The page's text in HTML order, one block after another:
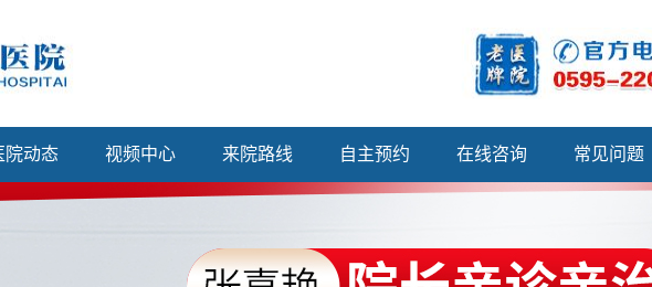
院动态 视频中心 来院路线 自主预约 在线咨询 常见问题